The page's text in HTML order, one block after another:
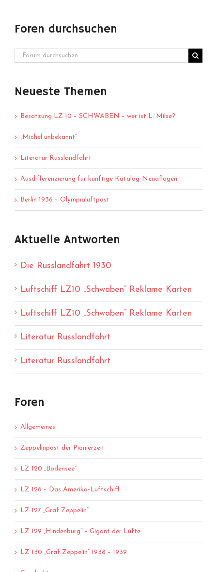
Foren durchsuchen
Neueste Themen
Besatzung LZ 10 – SCHWABEN – wer ist L. Milse?
„Michel unbekannt“
Literatur Russlandfahrt
Ausdifferenzierung für künftige Katalog-Neuaflagen
Berlin 1936 – Olympialuftpost
Aktuelle Antworten
Die Russlandfahrt 1930
Luftschiff LZ10 „Schwaben“ Reklame Karten
Luftschiff LZ10 „Schwaben“ Reklame Karten
Literatur Russlandfahrt
Literatur Russlandfahrt
Foren
Allgemeines
Zeppelinpost der Pionierzeit
LZ 120 „Bodensee“
LZ 126 – Das Amerika-Luftschiff
LZ 127 „Graf Zeppelin“
LZ 129 „Hindenburg“ – Gigant der Lüfte
LZ 130 „Graf Zeppelin“ 1938 – 1939